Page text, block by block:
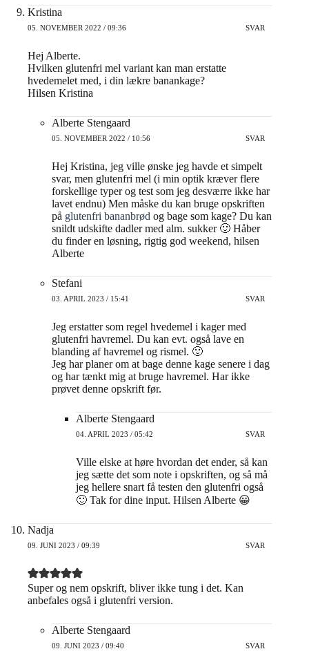
Kristina
05. NOVEMBER 2022 / 09:36 SVAR
Hej Alberte.
Hvilken glutenfri mel variant kan man erstatte
hvedemelet med, i din lækre banankage?
Hilsen Kristina
Alberte Stengaard
05. NOVEMBER 2022 / 10:56 SVAR
Hej Kristina, jeg ville ønske jeg havde et simpelt
svar, men glutenfri mel (i min optik kræver flere
forskellige typer og test som jeg desværre ikke har
lavet endnu) Men måske du kan bruge opskriften
på glutenfri bananbrød og bage som kage? Du kan
snildt udskifte dadler med alm. sukker 🙂 Håber
du finder en løsning, rigtig god weekend, hilsen
Alberte
Stefani
03. APRIL 2023 / 15:41 SVAR
Jeg erstatter som regel hvedemel i kager med
glutenfri havremel. Du kan evt. også lave en
blanding af havremel og rismel. 🙂
Jeg har planer om at bage denne kage senere i dag
og har tænkt mig at bruge havremel. Har ikke
prøvet denne opskrift før.
Alberte Stengaard
04. APRIL 2023 / 05:42 SVAR
Ville elske at høre hvordan det ender, så kan
jeg sætte det som note i opskriften, og så må
jeg hellere snart få testen den glutenfri også
🙂 Tak for dine input. Hilsen Alberte 😀
Nadja
09. JUNI 2023 / 09:39 SVAR
Super og nem opskrift, bliver ikke tung i det. Kan
anbefales også i glutenfri version.
Alberte Stengaard
09. JUNI 2023 / 09:40 SVAR